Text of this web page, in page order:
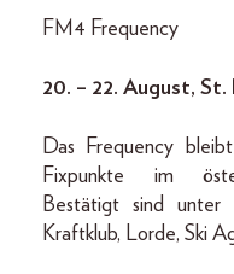
FM4 Frequency
20. – 22. August, St.
Das Frequency
Fixpunkte im
Bestätigt sind unter
Kraftklub, Lorde, Ski